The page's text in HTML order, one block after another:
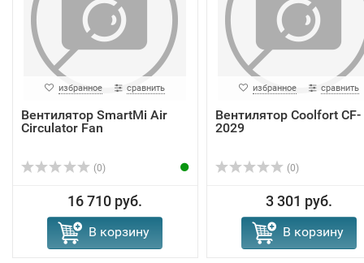
избранное сравнить
Вентилятор SmartMi Air
Circulator Fan
(0)
16 710 руб.
В корзину
избранное сравнить
Вентилятор Coolfort CF-
2029
(0)
3 301 руб.
В корзину